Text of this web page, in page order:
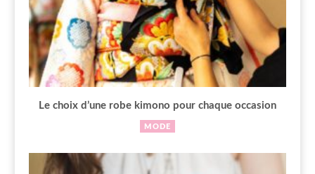
Le choix d’une robe kimono pour chaque occasion
MODE